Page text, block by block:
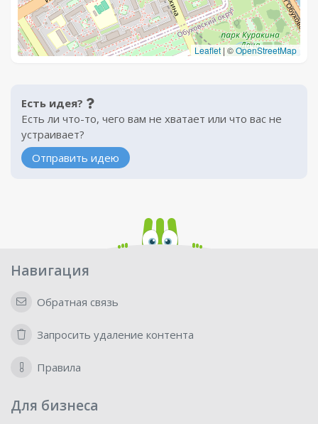
Leaflet | ©OpenStreetMap
Есть идея?
Есть ли что-то, чего вам не хватает или что вас не
устраивает?
Отправить идею
Навигация
Обратная связь
Запросить удаление контента
Правила
Для бизнеса